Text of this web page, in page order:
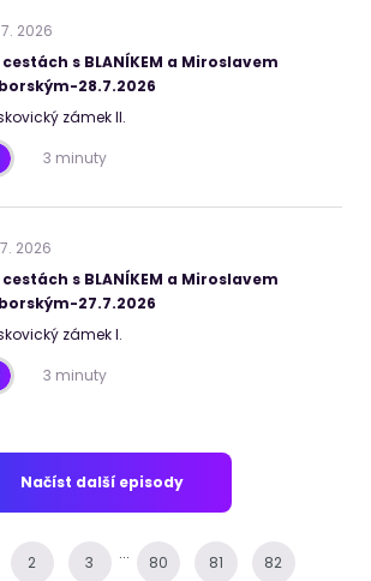
7. 2026
cestách s BLANÍKEM a Miroslavem
28.7.2026
zámek II.
3 minuty
7. 2026
cestách s BLANÍKEM a Miroslavem
27.7.2026
zámek I.
3 minuty
Načíst další episody
2 3 ... 80 81 82